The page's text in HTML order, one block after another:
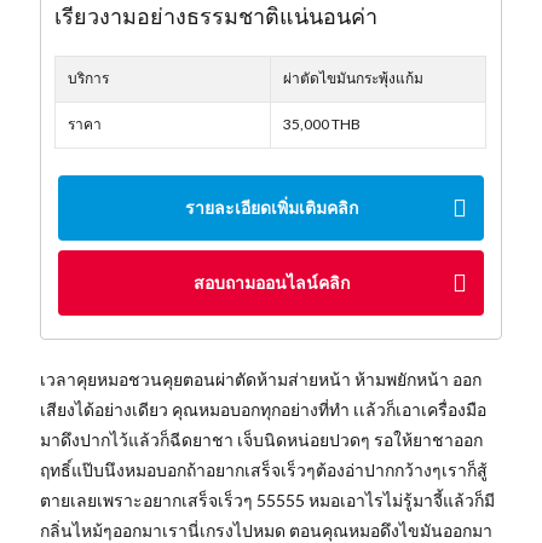
เรียวงามอย่างธรรมชาติแน่นอนค่า
บริการ ผ่าตัดไขมันกระพุ้งแก้ม
ราคา 35,000 THB
รายละเอียดเพิ่มเติมคลิก
สอบถามออนไลน์คลิก
เวลาคุยหมอชวนคุยตอนผ่าตัดห้ามส่ายหน้า ห้ามพยักหน้า ออก
เสียงได้อย่างเดียว คุณหมอบอกทุกอย่างที่ทำ เเล้วก็เอาเครื่องมือ
มาดึงปากไว้แล้วก็ฉีดยาชา เจ็บนิดหน่อยปวดๆ รอให้ยาชาออก
ฤทธิ์แป๊บนึงหมอบอกถ้าอยากเสร็จเร็วๆต้องอ่าปากกว้างๆเราก็สู้
ตายเลยเพราะอยากเสร็จเร็วๆ 55555 หมอเอาไรไม่รู้มาจี้แล้วก็มี
กลิ่นไหม้ๆออกมาเรานี่เกรงไปหมด ตอนคุณหมอดึงไขมันออกมา